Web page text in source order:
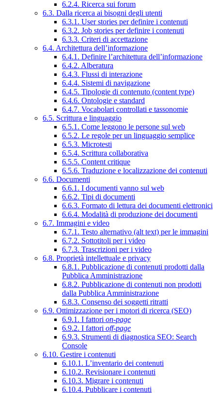
6.2.4. Ricerca sui forum
6.3. Dalla ricerca ai bisogni degli utenti
6.3.1. User stories per definire i contenuti
6.3.2. Job stories per definire i contenuti
6.3.3. Criteri di accettazione
6.4. Architettura dell’informazione
6.4.1. Definire l’architettura dell’informazione
6.4.2. Alberatura
6.4.3. Flussi di interazione
6.4.4. Sistemi di navigazione
6.4.5. Tipologie di contenuto (content type)
6.4.6. Ontologie e standard
6.4.7. Vocabolari controllati e tassonomie
6.5. Scrittura e linguaggio
6.5.1. Come leggono le persone sul web
6.5.2. Le regole per un linguaggio semplice
6.5.3. Microtesti
6.5.4. Scrittura collaborativa
6.5.5. Content critique
6.5.6. Traduzione e localizzazione dei contenuti
6.6. Documenti
6.6.1. I documenti vanno sul web
6.6.2. Tipi di documenti
6.6.3. Formato di lettura dei documenti elettronici
6.6.4. Modalità di produzione dei documenti
6.7. Immagini e video
6.7.1. Testo alternativo (alt text) per le immagini
6.7.2. Sottotitoli per i video
6.7.3. Trascrizioni per i video
6.8. Proprietà intellettuale e privacy
6.8.1. Pubblicazione di contenuti prodotti dalla
Pubblica Amministrazione
6.8.2. Pubblicazione di contenuti non prodotti
dalla Pubblica Amministrazione
6.8.3. Consenso dei soggetti ritratti
6.9. Ottimizzazione per i motori di ricerca (SEO)
6.9.1. I fattori on-page
6.9.2. I fattori off-page
6.9.3. Strumenti di diagnostica SEO: Search
Console
6.10. Gestire i contenuti
6.10.1. L’inventario dei contenuti
6.10.2. Revisionare i contenuti
6.10.3. Migrare i contenuti
6.10.4. Pubblicare i contenuti